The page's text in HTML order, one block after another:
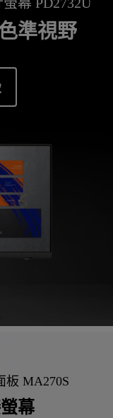
準視野
板 MA270S
幕